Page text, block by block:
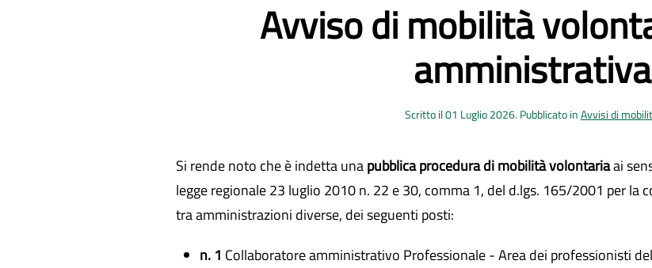
Avviso di mobilità
amministrativa
Scritto il01 Luglio 2026. Pubblicato inAvvisi di
Si rende noto che è indetta unapubblica procedura di mobilità volontariaai
legge regionale 23 luglio 2010 n. 22 e 30, comma 1, del d.lgs. 165/2001 per la
tra amministrazioni diverse, dei seguenti posti:
n. 1 Collaboratore amministrativo Professionale - Area dei professionisti